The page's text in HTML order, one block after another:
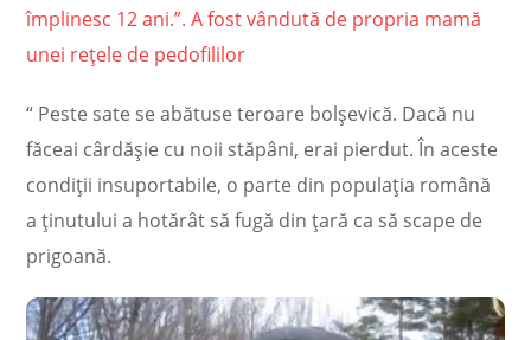
împlinesc 12 ani.”. A fost vândută de propria mamă
unei rețele de pedofililor
“ Peste sate se abătuse teroare bolşevică. Dacă nu
făceai cârdăşie cu noii stăpâni, erai pierdut. În aceste
condiţii insuportabile, o parte din populaţia română
a ţinutului a hotărât să fugă din ţară ca să scape de
prigoană.